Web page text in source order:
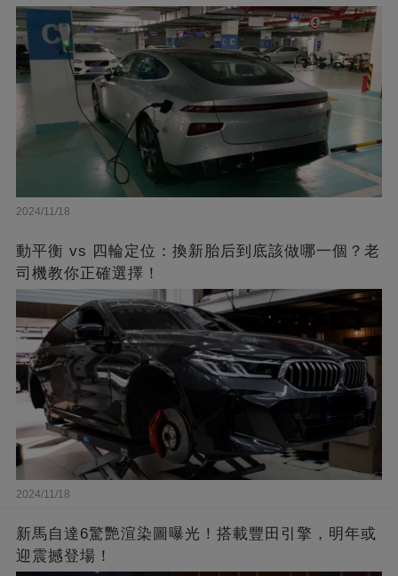
2024/11/18
動平衡 vs 四輪定位：換新胎后到底該做哪一個？老
司機教你正確選擇！
2024/11/18
新馬自達6驚艷渲染圖曝光！搭載豐田引擎，明年或
迎震撼登場！